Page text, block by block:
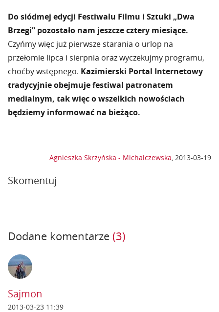
Do siódmej edycji Festiwalu Filmu i Sztuki „Dwa
Brzegi” pozostało nam jeszcze cztery miesiące.
Czyńmy więc już pierwsze starania o urlop na
przełomie lipca i sierpnia oraz wyczekujmy programu,
choćby wstępnego. Kazimierski Portal Internetowy
tradycyjnie obejmuje festiwal patronatem
medialnym, tak więc o wszelkich nowościach
będziemy informować na bieżąco.
Agnieszka Skrzyńska - Michalczewska, 2013-03-19
Skomentuj
Dodane komentarze (3)
Sajmon
2013-03-23 11:39